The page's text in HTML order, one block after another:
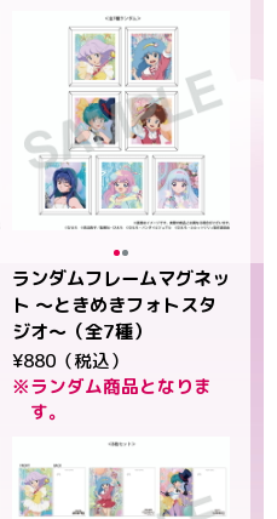
ランダムフレームマグネッ
ト ～ときめきフォトスタ
ジオ～（全7種）
¥880（税込）
※ランダム商品となりま
す。